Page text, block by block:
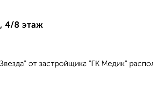
4/8 этаж
от застройщика "ГК Медик"